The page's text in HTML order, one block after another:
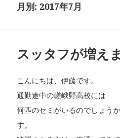
月別: 2017年7月
スッタフが増え
こんにちは、伊藤です。
通勤途中の嵯峨野高校には
何匹のセミがいるのでしょう
す。